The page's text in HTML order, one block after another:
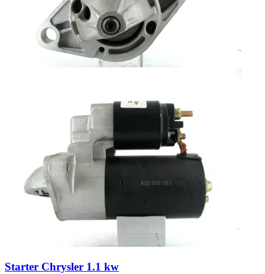
Starter Chrysler 1.1 kw